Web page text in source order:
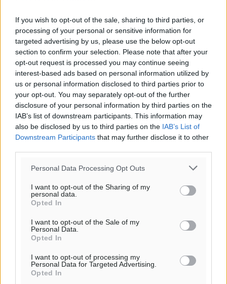
If you wish to opt-out of the sale, sharing to third parties, or
processing of your personal or sensitive information for
targeted advertising by us, please use the below opt-out
section to confirm your selection. Please note that after your
opt-out request is processed you may continue seeing
interest-based ads based on personal information utilized by
us or personal information disclosed to third parties prior to
your opt-out. You may separately opt-out of the further
disclosure of your personal information by third parties on the
IAB’s list of downstream participants. This information may
also be disclosed by us to third parties on the IAB’s List of
Downstream Participants that may further disclose it to other
Personal Data Processing Opt Outs
I want to opt-out of the Sharing of my
personal data.
Opted In
I want to opt-out of the Sale of my
Personal Data.
Opted In
I want to opt-out of processing my
Personal Data for Targeted Advertising.
Opted In
Ροή ειδήσεων
Γ.Σ. Διαγόρας: Στα «κυανέρυθρα» ο Janni Pembe
Αθλητικά• πριν 25 λεπτά
Τοπικές Ειδήσεις• πριν 54 λεπτά
Με 13,1% κάλυψη εργαζομένων από συλλογικές
συμβάσεις, η Ελλάδα στον “πάτο” της ΕΕ
Απόψεις• πριν 1 ώρα
Τοπικές Ειδήσεις• πριν 1 ώρα